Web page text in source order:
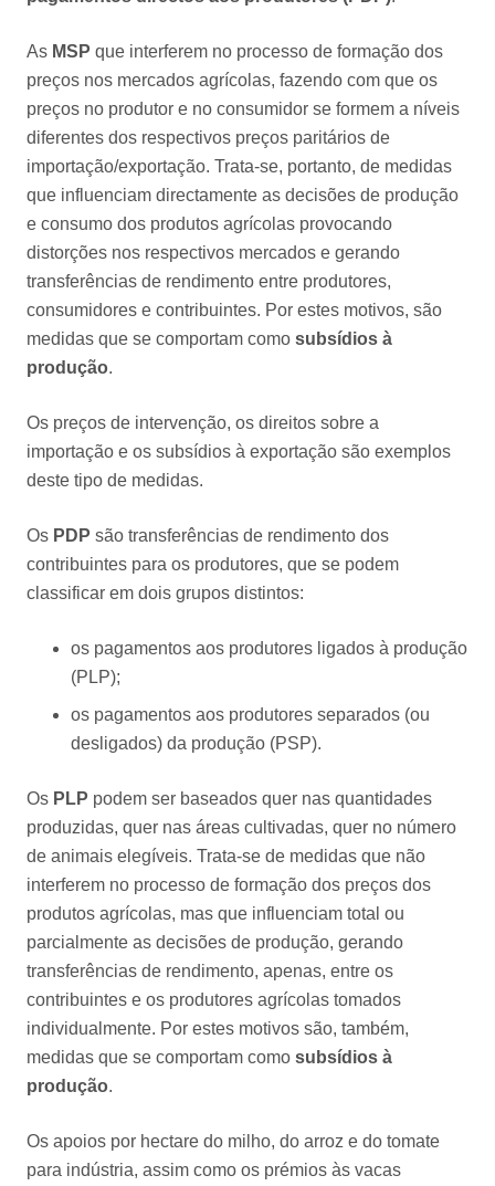
As MSP que interferem no processo de formação dos
preços nos mercados agrícolas, fazendo com que os
preços no produtor e no consumidor se formem a níveis
diferentes dos respectivos preços paritários de
importação/exportação. Trata-se, portanto, de medidas
que influenciam directamente as decisões de produção
e consumo dos produtos agrícolas provocando
distorções nos respectivos mercados e gerando
transferências de rendimento entre produtores,
consumidores e contribuintes. Por estes motivos, são
medidas que se comportam como subsídios à
produção.
Os preços de intervenção, os direitos sobre a
importação e os subsídios à exportação são exemplos
deste tipo de medidas.
Os PDP são transferências de rendimento dos
contribuintes para os produtores, que se podem
classificar em dois grupos distintos:
os pagamentos aos produtores ligados à produção
(PLP);
os pagamentos aos produtores separados (ou
desligados) da produção (PSP).
Os PLP podem ser baseados quer nas quantidades
produzidas, quer nas áreas cultivadas, quer no número
de animais elegíveis. Trata-se de medidas que não
interferem no processo de formação dos preços dos
produtos agrícolas, mas que influenciam total ou
parcialmente as decisões de produção, gerando
transferências de rendimento, apenas, entre os
contribuintes e os produtores agrícolas tomados
individualmente. Por estes motivos são, também,
medidas que se comportam como subsídios à
produção.
Os apoios por hectare do milho, do arroz e do tomate
para indústria, assim como os prémios às vacas